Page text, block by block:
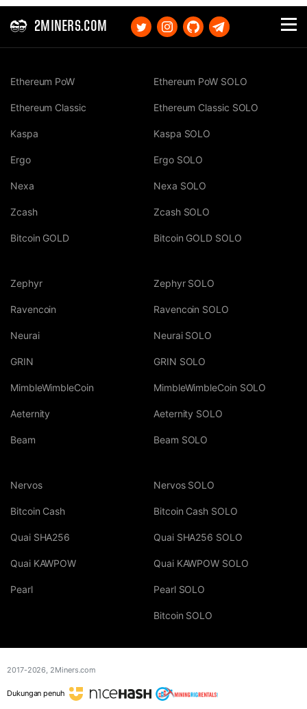
2MINERS.COM
Ethereum PoW
Ethereum Classic
Kaspa
Ergo
Nexa
Zcash
Bitcoin GOLD
Ethereum PoW SOLO
Ethereum Classic SOLO
Kaspa SOLO
Ergo SOLO
Nexa SOLO
Zcash SOLO
Bitcoin GOLD SOLO
Zephyr
Ravencoin
Neurai
GRIN
MimbleWimbleCoin
Aeternity
Beam
Zephyr SOLO
Ravencoin SOLO
Neurai SOLO
GRIN SOLO
MimbleWimbleCoin SOLO
Aeternity SOLO
Beam SOLO
Nervos
Bitcoin Cash
Quai SHA256
Quai KAWPOW
Pearl
Nervos SOLO
Bitcoin Cash SOLO
Quai SHA256 SOLO
Quai KAWPOW SOLO
Pearl SOLO
Bitcoin SOLO
2017-2026, 2Miners.com
Dukungan penuh